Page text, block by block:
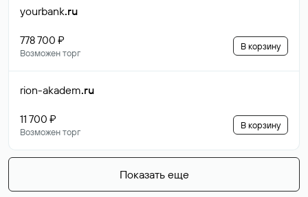
yourbank.ru
778 700 ₽
Возможен торг
В корзину
rion-akadem.ru
11 700 ₽
Возможен торг
В корзину
Показать еще